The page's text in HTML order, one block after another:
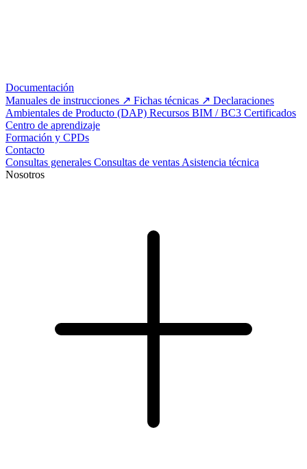
Documentación
Manuales de instrucciones
Fichas técnicas
Declaraciones
Ambientales de Producto (DAP) Recursos BIM / BC3 Certificados
Centro de aprendizaje
Formación y CPDs
Contacto
Consultas generales Consultas de ventas Asistencia técnica
Nosotros